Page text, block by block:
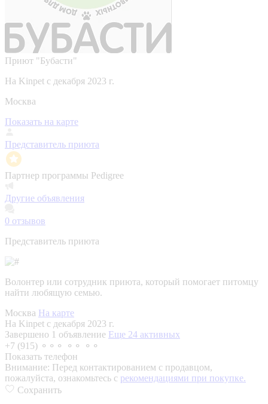
Приют "Бубасти"
На Kinpet c декабря 2023 г.
Москва
Показать на карте
Представитель приюта
Партнер программы Pedigree
Другие объявления
0 отзывов
Представитель приюта
Волонтер или сотрудник приюта, который помогает питомцу
найти любящую семью.
Москва На карте
На Kinpet c декабря 2023 г.
Завершено 1 объявление Еще 24 активных
+7 (915) ⚬⚬⚬ ⚬⚬ ⚬⚬
Показать телефон
Внимание: Перед контактированием с продавцом,
пожалуйста, ознакомьтесь с рекомендациями при покупке.
Сохранить